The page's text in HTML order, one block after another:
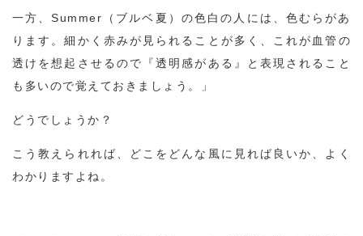
一方、Summer（ブルベ夏）の色白の人には、色むらがあ
ります。細かく赤みが見られることが多く、これが血管の
透けを想起させるので『透明感がある』と表現されること
も多いので覚えておきましょう。」
どうでしょうか？
こう教えられれば、どこをどんな風に見れば良いか、よく
わかりますよね。